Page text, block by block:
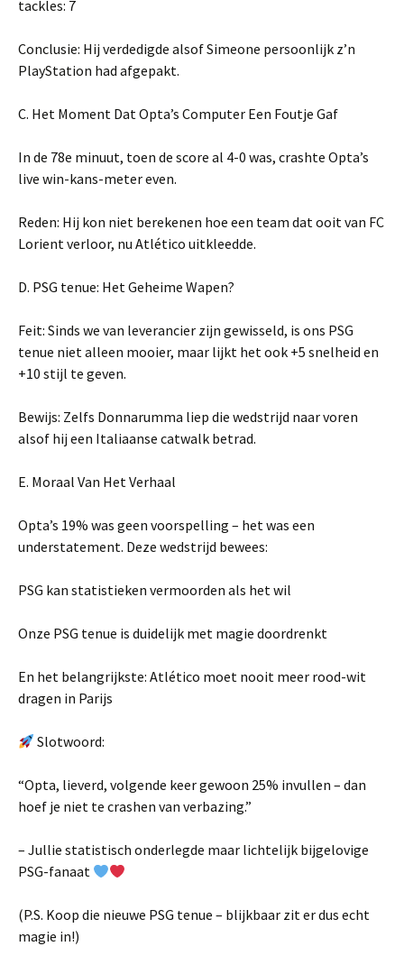
tackles: 7
Conclusie: Hij verdedigde alsof Simeone persoonlijk z’n
PlayStation had afgepakt.
C. Het Moment Dat Opta’s Computer Een Foutje Gaf
In de 78e minuut, toen de score al 4-0 was, crashte Opta’s
live win-kans-meter even.
Reden: Hij kon niet berekenen hoe een team dat ooit van FC
Lorient verloor, nu Atlético uitkleedde.
D. PSG tenue: Het Geheime Wapen?
Feit: Sinds we van leverancier zijn gewisseld, is ons PSG
tenue niet alleen mooier, maar lijkt het ook +5 snelheid en
+10 stijl te geven.
Bewijs: Zelfs Donnarumma liep die wedstrijd naar voren
alsof hij een Italiaanse catwalk betrad.
E. Moraal Van Het Verhaal
Opta’s 19% was geen voorspelling – het was een
understatement. Deze wedstrijd bewees:
PSG kan statistieken vermoorden als het wil
Onze PSG tenue is duidelijk met magie doordrenkt
En het belangrijkste: Atlético moet nooit meer rood-wit
dragen in Parijs
Slotwoord:
“Opta, lieverd, volgende keer gewoon 25% invullen – dan
hoef je niet te crashen van verbazing.”
– Jullie statistisch onderlegde maar lichtelijk bijgelovige
PSG-fanaat
(P.S. Koop die nieuwe PSG tenue – blijkbaar zit er dus echt
magie in!)